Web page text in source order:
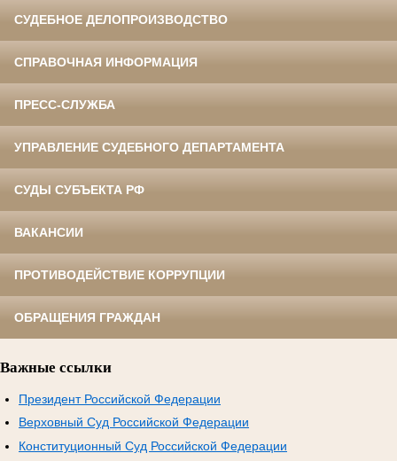
СУДЕБНОЕ ДЕЛОПРОИЗВОДСТВО
СПРАВОЧНАЯ ИНФОРМАЦИЯ
ПРЕСС-СЛУЖБА
УПРАВЛЕНИЕ СУДЕБНОГО ДЕПАРТАМЕНТА
СУДЫ СУБЪЕКТА РФ
ВАКАНСИИ
ПРОТИВОДЕЙСТВИЕ КОРРУПЦИИ
ОБРАЩЕНИЯ ГРАЖДАН
Важные ссылки
Президент Российской Федерации
Верховный Суд Российской Федерации
Конституционный Суд Российской Федерации